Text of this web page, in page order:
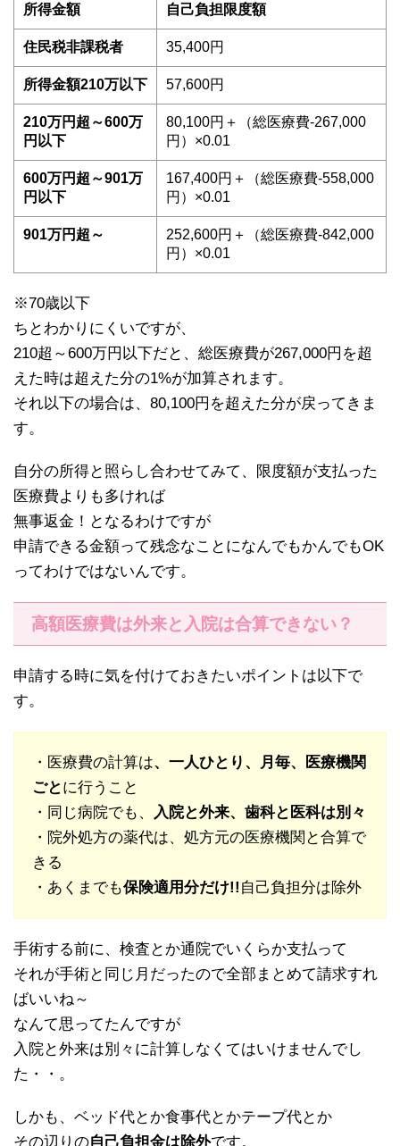
所得金額 自己負担限度額
住民税非課税者 35,400円
所得金額210万以下 57,600円
210万円超～600万
円以下
80,100円＋（総医療費-267,000
円）×0.01
600万円超～901万
円以下
167,400円＋（総医療費-558,000
円）×0.01
901万円超～
252,600円＋（総医療費-842,000
円）×0.01
※70歳以下
ちとわかりにくいですが、
210超～600万円以下だと、総医療費が267,000円を超
えた時は超えた分の1%が加算されます。
それ以下の場合は、80,100円を超えた分が戻ってきま
す。
自分の所得と照らし合わせてみて、限度額が支払った
医療費よりも多ければ
無事返金！となるわけですが
申請できる金額って残念なことになんでもかんでもOK
ってわけではないんです。
高額医療費は外来と入院は合算できない？
申請する時に気を付けておきたいポイントは以下で
す。
・医療費の計算は、一人ひとり、月毎、医療機関
ごとに行うこと
・同じ病院でも、
入院と外来、歯科と医科は別々
・院外処方の薬代は、処方元の医療機関と合算で
きる
・あくまでも保険適用分だけ!! 自己負担分は除外
手術する前に、検査とか通院でいくらか支払って
それが手術と同じ月だったので全部まとめて請求すれ
ばいいね～
なんて思ってたんですが
入院と外来は別々に計算しなくてはいけませんでし
た・・。
しかも、ベッド代とか食事代とかテープ代とか
その辺りの自己負担金は除外です。